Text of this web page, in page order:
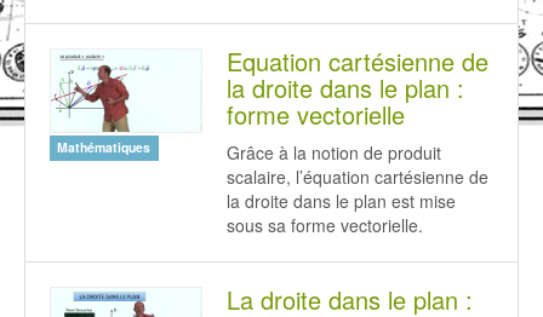
Mathématiques
Equation cartésienne de
la droite dans le plan :
forme vectorielle
Grâce à la notion de produit
scalaire, l’équation cartésienne de
la droite dans le plan est mise
sous sa forme vectorielle.
La droite dans le plan :